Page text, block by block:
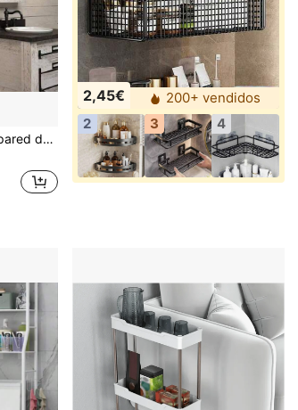
almacenamiento de artículos de tocador, diseño minimalista, acabado suave, estante flotante
2,45€
200+ vendidos
2
3 4